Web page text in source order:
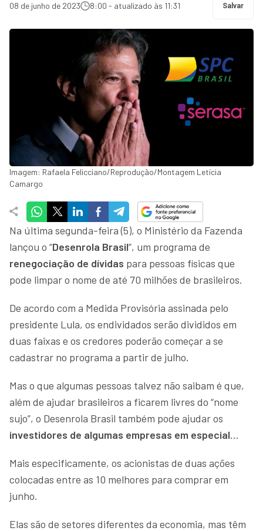
08 de junho de 2023 8:00 - atualizado às 11:31 Salvar
Imagem: Rafaela Felicciano/Reprodução/Montagem Letícia
Camargo
Na última segunda-feira (5), o Ministério da Fazenda
lançou o “Desenrola Brasil”, um programa de
renegociação de dívidas para pessoas físicas que
pode limpar o nome de até 70 milhões de brasileiros.
De acordo com a Medida Provisória assinada pelo
presidente Lula, os endividados serão divididos em
duas faixas e os credores poderão começar a se
cadastrar no programa a partir de julho.
Mas o que algumas pessoas talvez não saibam é que,
além de ajudar brasileiros a ficarem livres do “nome
sujo”, o Desenrola Brasil também pode ajudar os
investidores de algumas empresas em especial…
Mais especificamente, os acionistas de duas ações
colocadas entre as 10 melhores para comprar em
junho.
Elas são de setores diferentes da economia, mas têm